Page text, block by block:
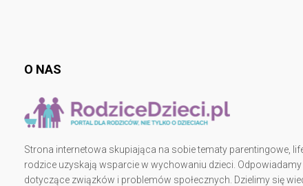
O NAS
Strona internetowa skupiająca na sobie tematy parentingowe,
rodzice uzyskają wsparcie w wychowaniu dzieci.
dotyczące związków i problemów społecznych. Dzielimy się